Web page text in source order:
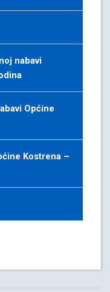
nabavi
Općine
Kostrena –